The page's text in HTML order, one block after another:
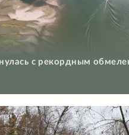
с рекордным